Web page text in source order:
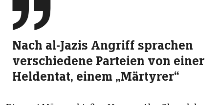

Nach al-Jazis Angriff sprachen
verschiedene Parteien von einer
Heldentat, einem „Märtyrer“